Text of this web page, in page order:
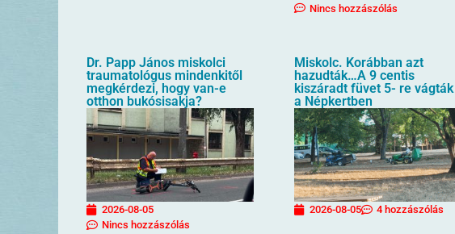
Nincs hozzászólás
Dr. Papp János miskolci
traumatológus mindenkitől
megkérdezi, hogy van-e
otthon bukósisakja?
2026-08-05
Nincs hozzászólás
Miskolc. Korábban azt
hazudták…A 9 centis
kiszáradt füvet 5- re vágták
a Népkertben
2026-08-05 4 hozzászólás